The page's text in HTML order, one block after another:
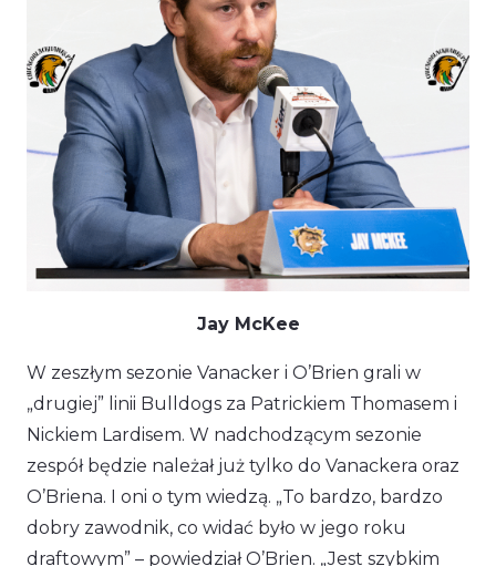
Jay McKee
W zeszłym sezonie Vanacker i O’Brien grali w
„drugiej” linii Bulldogs za Patrickiem Thomasem i
Nickiem Lardisem. W nadchodzącym sezonie
zespół będzie należał już tylko do Vanackera oraz
O’Briena. I oni o tym wiedzą. „To bardzo, bardzo
dobry zawodnik, co widać było w jego roku
draftowym” – powiedział O’Brien. „Jest szybkim